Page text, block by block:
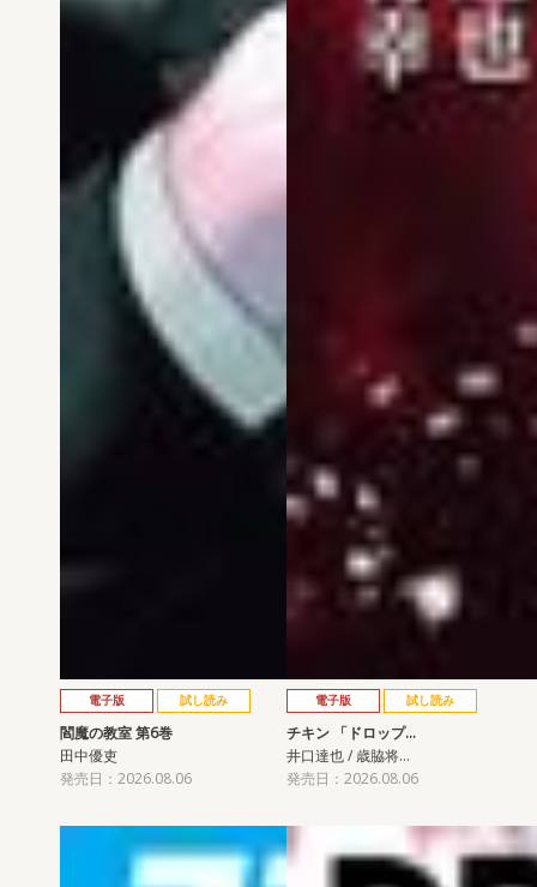
電子版 試し読み
閻魔の教室 第6巻
田中優吏
発売日：2026.08.06
電子版 試し読み
チキン 「ドロップ…
井口達也 / 歳脇将…
発売日：2026.08.06